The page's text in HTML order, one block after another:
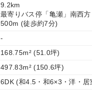
9.2km
最寄りバス停「亀瀬」南西
500m (徒歩約7分)
-
168.75m² (51.0坪)
497.83m² (150.6坪)
6DK (和4.5・和6×3・洋・居